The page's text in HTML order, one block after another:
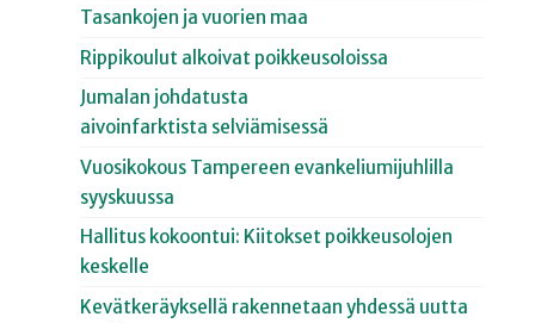
Tasankojen ja vuorien maa
Rippikoulut alkoivat poikkeusoloissa
Jumalan johdatusta
aivoinfarktista selviämisessä
Vuosikokous Tampereen evankeliumijuhlilla
syyskuussa
Hallitus kokoontui: Kiitokset poikkeusolojen
keskelle
Kevätkeräyksellä rakennetaan yhdessä uutta